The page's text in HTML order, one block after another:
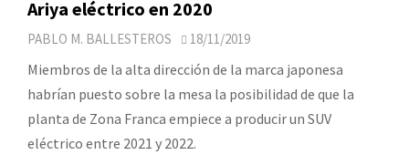
Ariya eléctrico en 2020
PABLO M. BALLESTEROS 18/11/2019
Miembros de la alta dirección de la marca japonesa
habrían puesto sobre la mesa la posibilidad de que la
planta de Zona Franca empiece a producir un SUV
eléctrico entre 2021 y 2022.